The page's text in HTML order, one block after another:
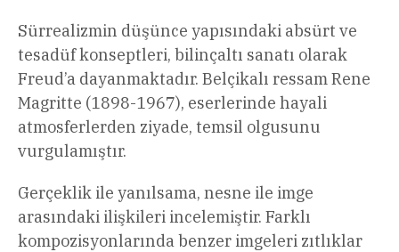
Sürrealizmin düşünce yapısındaki absürt ve
tesadüf konseptleri, bilinçaltı sanatı olarak
Freud’a dayanmaktadır. Belçikalı ressam Rene
Magritte (1898-1967), eserlerinde hayali
atmosferlerden ziyade, temsil olgusunu
vurgulamıştır.
Gerçeklik ile yanılsama, nesne ile imge
arasındaki ilişkileri incelemiştir. Farklı
kompozisyonlarında benzer imgeleri zıtlıklar